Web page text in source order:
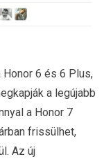
6 és 6 Plus,
a legújabb
a Honor 7
frissülhet,
Az új